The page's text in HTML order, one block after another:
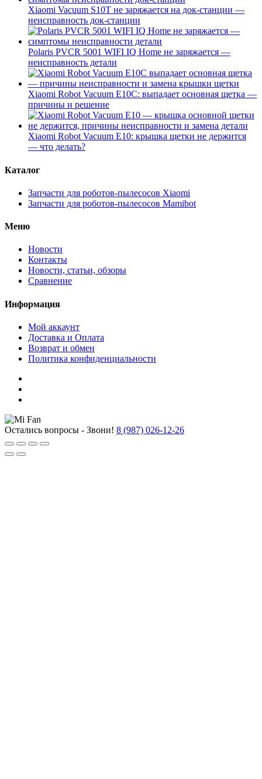
Xiaomi Vacuum S10T не заряжается на док-станции —
неисправность док-станции
Polaris PVCR 5001 WIFI IQ Home не заряжается —
неисправность детали
Xiaomi Robot Vacuum E10C: выпадает основная щетка —
причины и решение
Xiaomi Robot Vacuum E10: крышка щетки не держится
— что делать?
Каталог
Запчасти для роботов-пылесосов Xiaomi
Запчасти для роботов-пылесосов Mamibot
Меню
Новости
Контакты
Новости, статьи, обзоры
Сравнение
Информация
Мой аккаунт
Доставка и Оплата
Возврат и обмен
Политика конфиденциальности
Остались вопросы - Звони! 8 (987) 026-12-26